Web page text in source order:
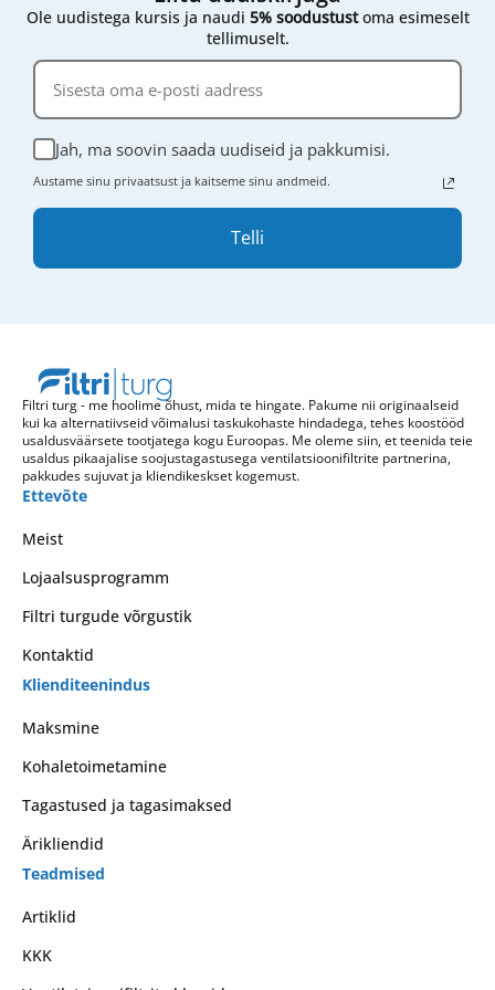
Ole uudistega kursis ja naudi 5% soodustustoma esimeselt
tellimuselt.
Jah, ma soovin saada uudiseid ja pakkumisi.
Austame sinu privaatsust ja kaitseme sinu andmeid.
Telli
Filtri turg - me hoolime õhust, mida te hingate. Pakume nii originaalseid
kui ka alternatiivseid võimalusi taskukohaste hindadega, tehes koostööd
usaldusväärsete tootjatega kogu Euroopas. Me oleme siin, et teenida teie
usaldus pikaajalise soojustagastusega ventilatsioonifiltrite partnerina,
pakkudes sujuvat ja kliendikeskset kogemust.
Ettevõte
Meist
Lojaalsusprogramm
Filtri turgude võrgustik
Kontaktid
Klienditeenindus
Maksmine
Kohaletoimetamine
Tagastused ja tagasimaksed
Ärikliendid
Teadmised
Artiklid
KKK